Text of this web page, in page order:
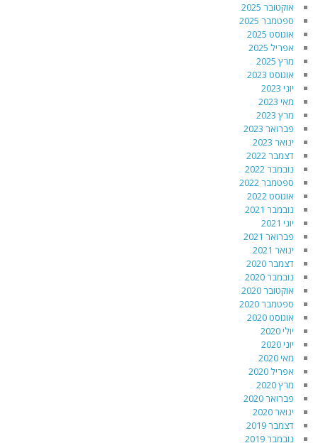
אוקטובר 2025
ספטמבר 2025
אוגוסט 2025
אפריל 2025
מרץ 2025
אוגוסט 2023
יוני 2023
מאי 2023
מרץ 2023
פברואר 2023
ינואר 2023
דצמבר 2022
נובמבר 2022
ספטמבר 2022
אוגוסט 2022
נובמבר 2021
יוני 2021
פברואר 2021
ינואר 2021
דצמבר 2020
נובמבר 2020
אוקטובר 2020
ספטמבר 2020
אוגוסט 2020
יולי 2020
יוני 2020
מאי 2020
אפריל 2020
מרץ 2020
פברואר 2020
ינואר 2020
דצמבר 2019
נובמבר 2019